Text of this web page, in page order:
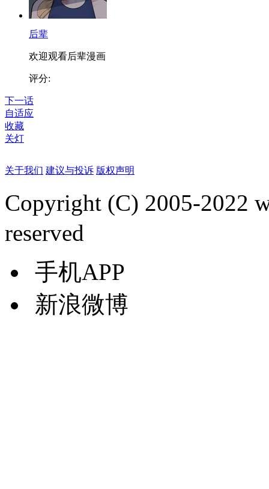
后辈
欢迎观看后辈漫画
评分:
下一话
自适应
收藏
关灯
关于我们 建议与投诉 版权声明
Copyright (C) 2005-2022
reserved
手机APP
新浪微博